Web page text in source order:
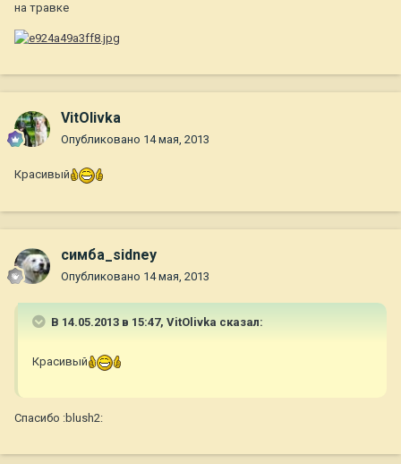
на травке
VitOlivka
Опубликовано 14 мая, 2013
Красивый
симба_sidney
Опубликовано 14 мая, 2013
В 14.05.2013 в 15:47, VitOlivka сказал:
Красивый
Спасибо :blush2: